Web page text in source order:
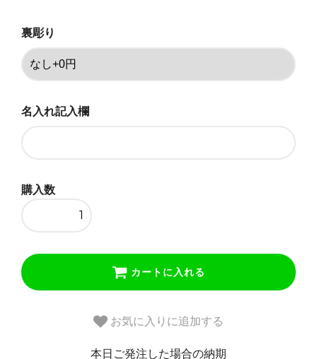
裏彫り
名入れ記入欄
購入数
カートに入れる
お気に入りに追加する
本日ご発注した場合の納期